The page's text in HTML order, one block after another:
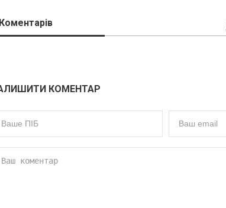
Коментарів
КОМЕНТАР